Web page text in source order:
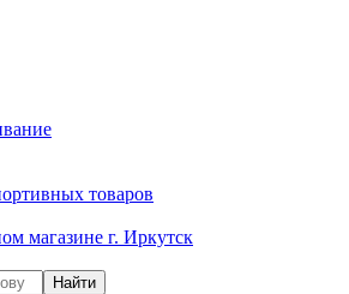
товаров
магазине г. Иркутск
Найти